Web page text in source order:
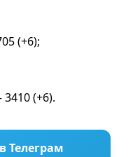
(+6);
(+6).
Телеграм